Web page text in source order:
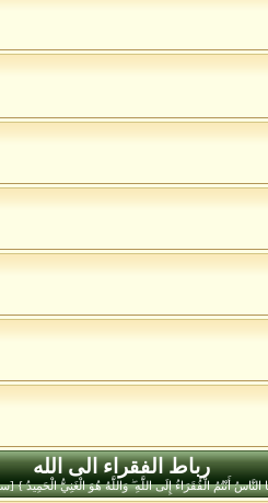
رباط الفقراء الى الله
النَّاسُ أَنْتُمُ الْفُقَرَاءُ إِلَى اللَّهِ ۖ وَاللَّهُ هُوَ الْغَنِيُّ الْحَمِيدُ }